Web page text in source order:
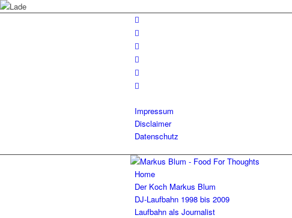
Impressum
Disclaimer
Datenschutz
Home
Der Koch Markus Blum
DJ-Laufbahn 1998 bis 2009
Laufbahn als Journalist